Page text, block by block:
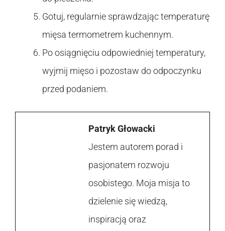
Gotuj, regularnie sprawdzając temperaturę
mięsa termometrem kuchennym.
Po osiągnięciu odpowiedniej temperatury,
wyjmij mięso i pozostaw do odpoczynku
przed podaniem.
Patryk Głowacki
Jestem autorem porad i
pasjonatem rozwoju
osobistego. Moja misja to
dzielenie się wiedzą,
inspiracją oraz